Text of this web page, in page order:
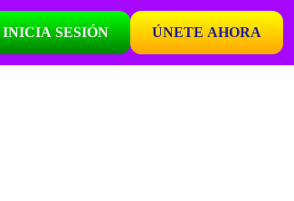
INICIA SESIÓN ÚNETE AHORA